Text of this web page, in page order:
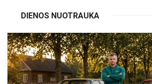
DIENOS NUOTRAUKA